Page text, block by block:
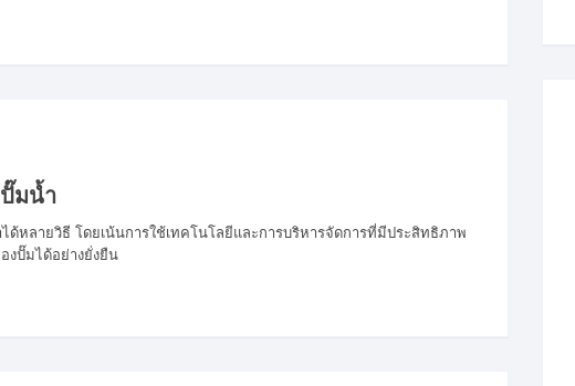
มน้ำ
ด้หลายวิธี โดยเน้นการใช้เทคโนโลยีและการบริหารจัดการที่มีประสิทธิภาพ
งปั๊มได้อย่างยั่งยืน